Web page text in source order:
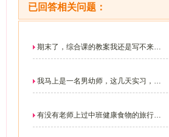
已回答相关问题：
期末了，综合课的教案我还是写不来，
我马上是一名男幼师，这几天实习，真
有没有老师上过中班健康食物的旅行的